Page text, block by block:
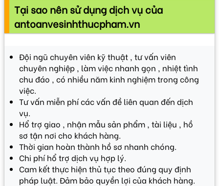
Tại sao nên sử dụng dịch vụ của
antoanvesinhthucpham.vn
Đội ngũ chuyên viên kỹ thuật , tư vấn viên
chuyên nghiệp , làm việc nhanh gọn , nhiệt tình
chu đáo , có nhiều năm kinh nghiệm trong công
việc.
Tư vấn miễn phí các vấn đề liên quan đến dịch
vụ.
Hổ trợ giao , nhận mẫu sản phẩm , tài liệu , hồ
sơ tận nơi cho khách hàng.
Thời gian hoàn thành hồ sơ nhanh chóng.
Chi phí hổ trợ dịch vụ hợp lý.
Cam kết thực hiện thủ tục theo đúng quy định
pháp luật. Đảm bảo quyền lợi của khách hàng.